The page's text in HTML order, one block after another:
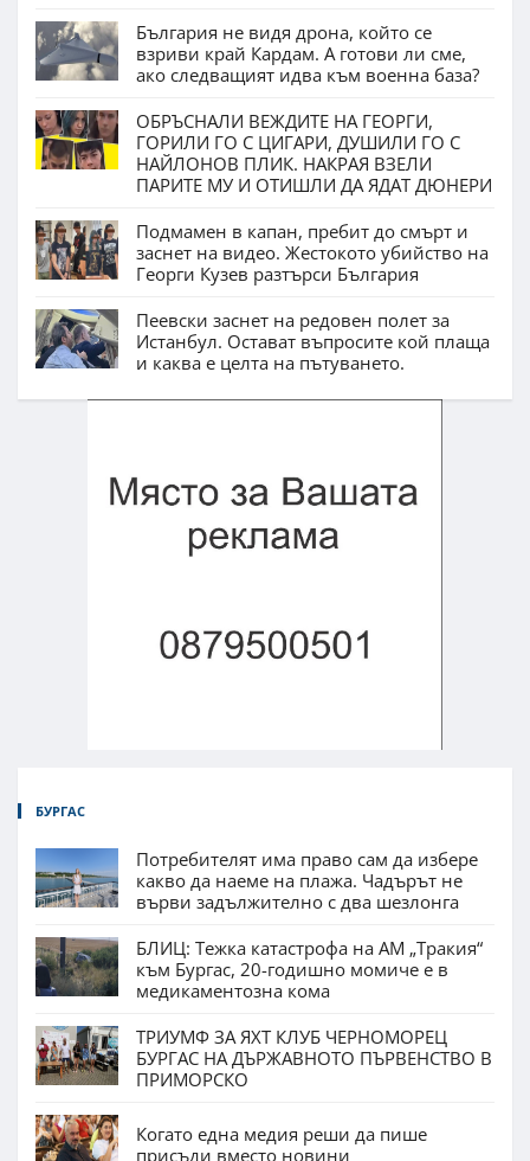
България не видя дрона, който се
взриви край Кардам. А готови ли сме,
ако следващият идва към военна база?
ОБРЪСНАЛИ ВЕЖДИТЕ НА ГЕОРГИ,
ГОРИЛИ ГО С ЦИГАРИ, ДУШИЛИ ГО С
НАЙЛОНОВ ПЛИК. НАКРАЯ ВЗЕЛИ
ПАРИТЕ МУ И ОТИШЛИ ДА ЯДАТ ДЮНЕРИ
Подмамен в капан, пребит до смърт и
заснет на видео. Жестокото убийство на
Георги Кузев разтърси България
Пеевски заснет на редовен полет за
Истанбул. Остават въпросите кой плаща
и каква е целта на пътуването.
БУРГАС
Потребителят има право сам да избере
какво да наеме на плажа. Чадърът не
върви задължително с два шезлонга
БЛИЦ: Тежка катастрофа на АМ „Тракия“
към Бургас, 20-годишно момиче е в
медикаментозна кома
ТРИУМФ ЗА ЯХТ КЛУБ ЧЕРНОМОРЕЦ
БУРГАС НА ДЪРЖАВНОТО ПЪРВЕНСТВО В
ПРИМОРСКО
Когато една медия реши да пише
присъди вместо новини